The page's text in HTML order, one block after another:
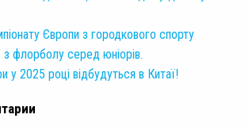
Європи з городкового спорту
флорболу серед юніорів.
у 2025 році відбудуться в Китаї!